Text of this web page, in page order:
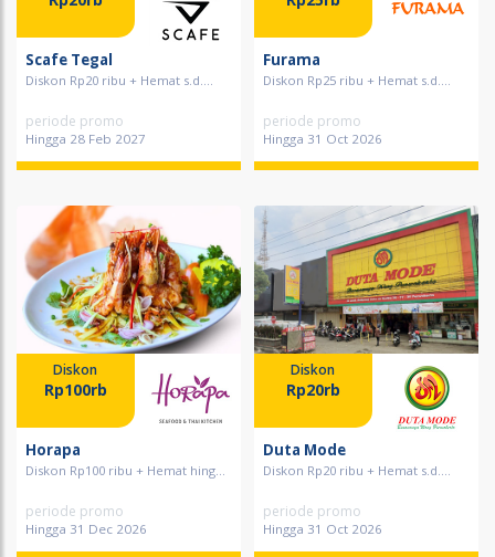
Scafe Tegal
Diskon Rp20 ribu + Hemat s.d....
periode promo
Hingga 28 Feb 2027
Furama
Diskon Rp25 ribu + Hemat s.d....
periode promo
Hingga 31 Oct 2026
Diskon
Rp100rb
Horapa
Diskon Rp100 ribu + Hemat hing...
periode promo
Hingga 31 Dec 2026
Diskon
Rp20rb
Duta Mode
Diskon Rp20 ribu + Hemat s.d....
periode promo
Hingga 31 Oct 2026